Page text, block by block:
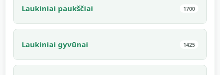
Laukiniai paukščiai 1700
Laukiniai gyvūnai 1425